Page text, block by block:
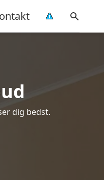
dig bedst.